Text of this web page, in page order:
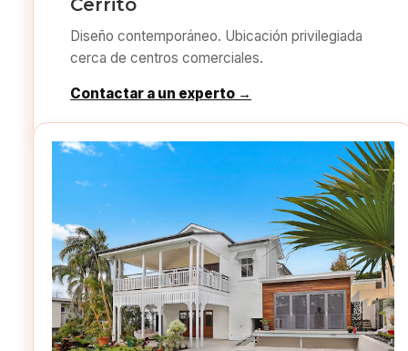
Cerrito
Diseño contemporáneo. Ubicación privilegiada
cerca de centros comerciales.
Contactar a un experto →